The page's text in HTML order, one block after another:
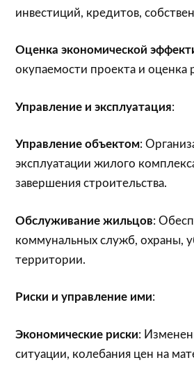
инвестиций, кредитов,
Оценка экономической
окупаемости проекта и оценка
Управление и эксплуатация:
Управление объектом:
эксплуатации жилого
завершения строительства.
Обслуживание жильцов:
коммунальных служб, охраны,
территории.
Риски и управление ими:
Экономические риски:
ситуации, колебания цен на